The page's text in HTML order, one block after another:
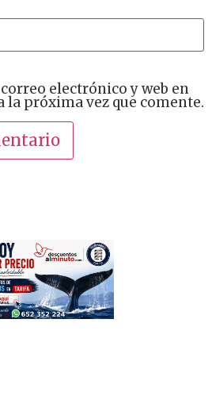
electrónico y web en
la próxima vez que comente.